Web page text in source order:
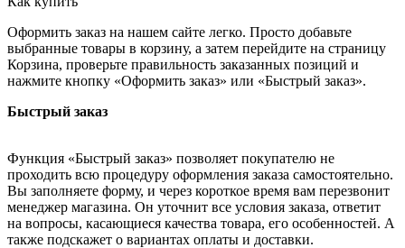
Оформить заказ на нашем сайте легко. Просто добавьте
выбранные товары в корзину, а затем перейдите на страницу
Корзина, проверьте правильность заказанных позиций и
нажмите кнопку «Оформить заказ» или «Быстрый заказ».
Быстрый заказ
Функция «Быстрый заказ» позволяет покупателю не
проходить всю процедуру оформления заказа самостоятельно.
Вы заполняете форму, и через короткое время вам перезвонит
менеджер магазина. Он уточнит все условия заказа, ответит
на вопросы, касающиеся качества товара, его особенностей. А
также подскажет о вариантах оплаты и доставки.